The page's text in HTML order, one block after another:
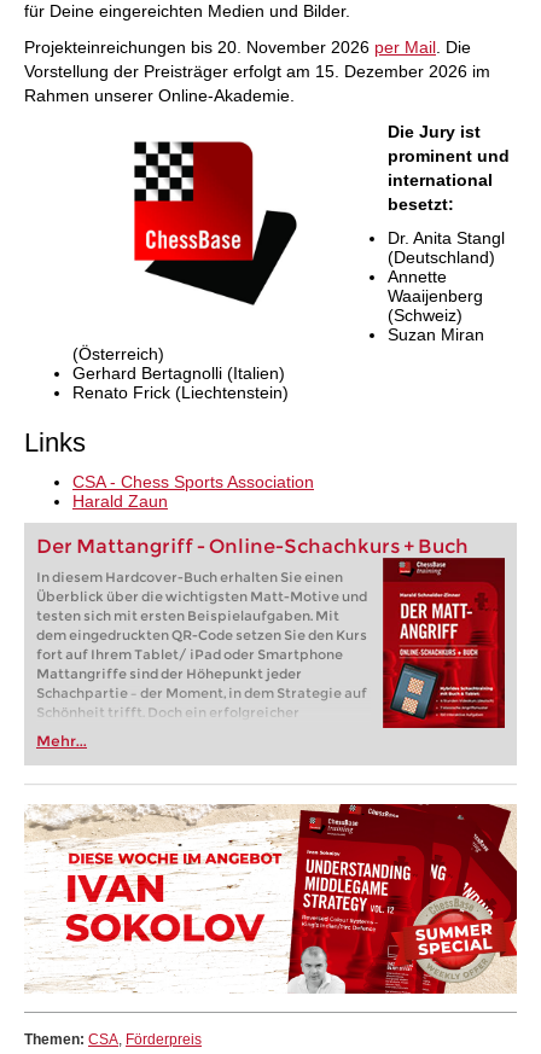
für Deine eingereichten Medien und Bilder.
Projekteinreichungen bis 20. November 2026 per Mail . Die
Vorstellung der Preisträger erfolgt am 15. Dezember 2026 im
Rahmen unserer Online-Akademie.
Die Jury ist
prominent und
international
besetzt:
Dr. Anita Stangl
(Deutschland)
Annette
Waaijenberg
(Schweiz)
Suzan Miran
(Österreich)
Gerhard Bertagnolli (Italien)
Renato Frick (Liechtenstein)
Links
CSA - Chess Sports Association
Harald Zaun
Der Mattangriff - Online-Schachkurs + Buch
In diesem Hardcover-Buch erhalten Sie einen
Überblick über die wichtigsten Matt-Motive und
testen sich mit ersten Beispielaufgaben. Mit
dem eingedruckten QR-Code setzen Sie den Kurs
fort auf Ihrem Tablet/ iPad oder Smartphone
Mattangriffe sind der Höhepunkt jeder
Schachpartie – der Moment, in dem Strategie auf
Schönheit trifft. Doch ein erfolgreicher
Mattangriff erfordert mehr als nur Kreativität:
Es braucht ein Arsenal an einstudierten Mustern,
die Sie erkennen, anwenden und variieren
können.
Mehr...
Themen: CSA, Förderpreis